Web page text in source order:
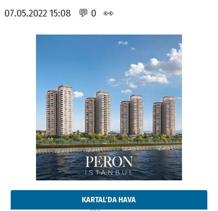
07.05.2022 15:08 💬 0 👀
KARTAL'DA HAVA